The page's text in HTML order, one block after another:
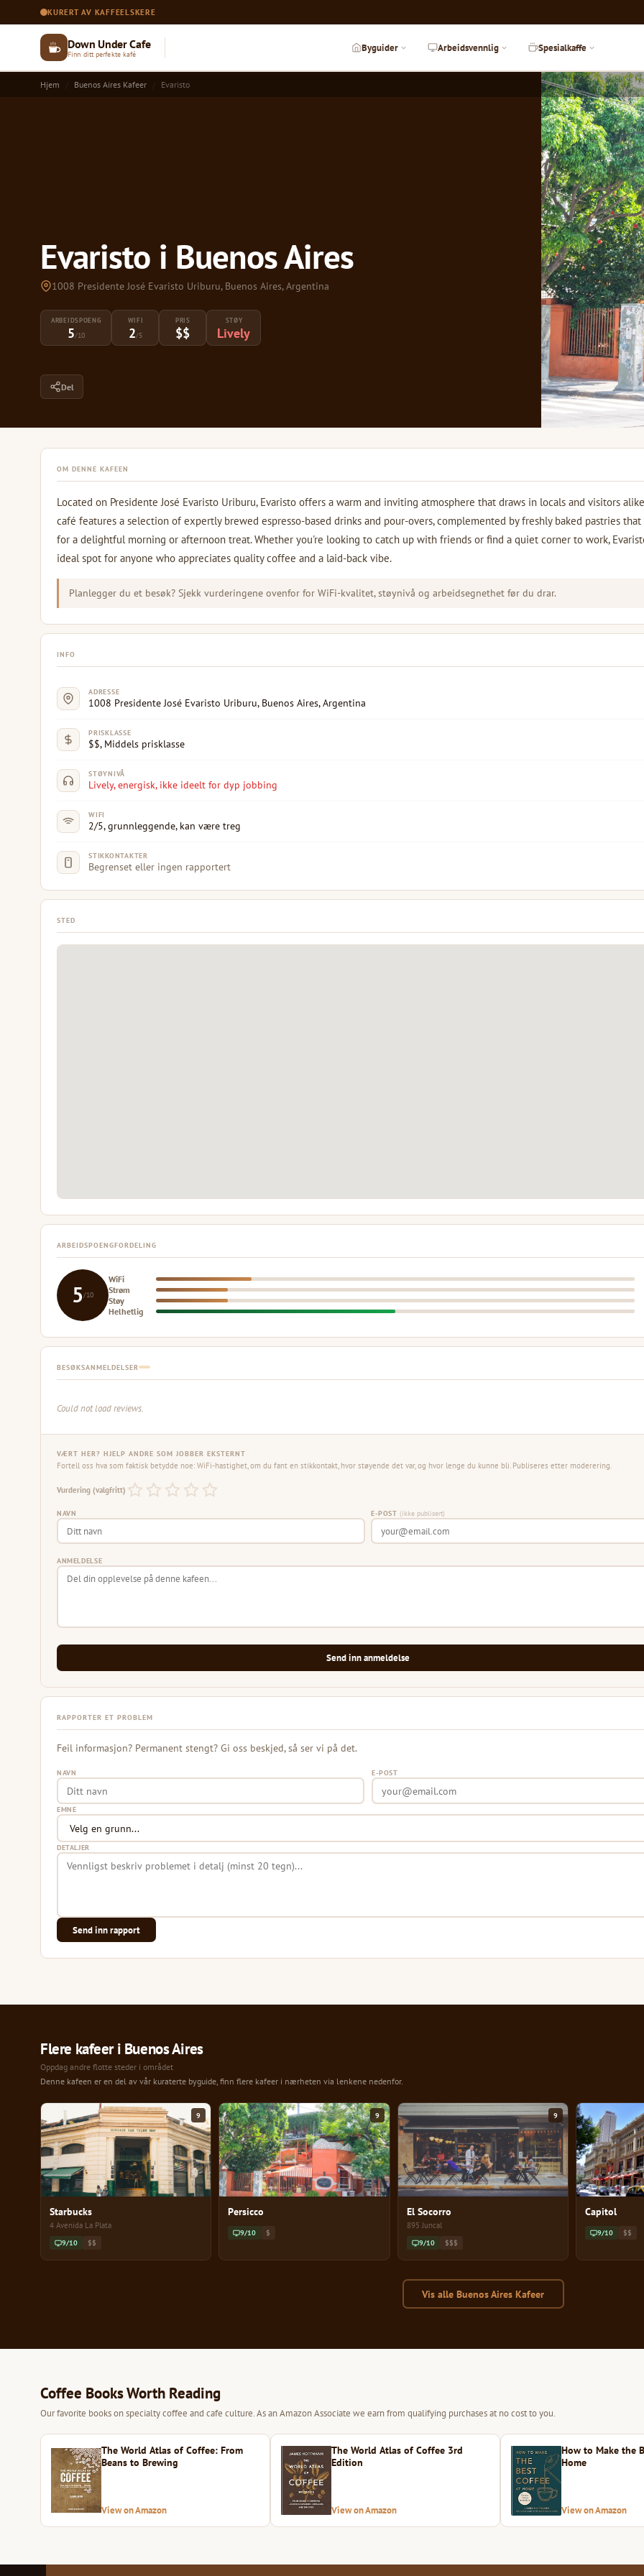
KURERT AV KAFFEELSKERE
Down Under Cafe
Finn ditt perfekte kafé Byguider Arbeidsvennlig Spesialkaffe
Hjem Buenos Aires Kafeer Evaristo
Evaristo i Buenos Aires
1008 Presidente José Evaristo Uriburu, Buenos Aires, Argentina
ARBEIDSPOENG
5/10
WIFI
2/5
PRIS
$$
STØY
Lively
Del
OM DENNE KAFEEN
Located on Presidente José Evaristo Uriburu, Evaristo offers a warm and inviting atmosphere that draws in locals and visitors
café features a selection of expertly brewed espresso-based drinks and pour-overs, complemented by freshly baked pastries that
for a delightful morning or afternoon treat. Whether you're looking to catch up with friends or find a quiet corner to work,
ideal spot for anyone who appreciates quality coffee and a laid-back vibe.
Planlegger du et besøk? Sjekk vurderingene ovenfor for WiFi-kvalitet, støynivå og arbeidsegnethet før du drar.
INFO
ADRESSE
1008 Presidente José Evaristo Uriburu, Buenos Aires, Argentina
PRISKLASSE
$$, Middels prisklasse
STØYNIVÅ
Lively, energisk, ikke ideelt for dyp jobbing
WIFI
2/5, grunnleggende, kan være treg
STIKKONTAKTER
Begrenset eller ingen rapportert
STED
ARBEIDSPOENGFORDELING
5/10
WiFi
Strøm
Støy
Helhetlig
BESØKSANMELDELSER
Could not load reviews.
VÆRT HER? HJELP ANDRE SOM JOBBER EKSTERNT
Fortell oss hva som faktisk betydde noe: WiFi-hastighet, om du fant en stikkontakt, hvor støyende det var, og hvor lenge du kunne bli. Publiseres etter moderering.
Vurdering (valgfritt)
NAVN E-POST(ikke publisert)
ANMELDELSE
Send inn anmeldelse
RAPPORTER ET PROBLEM
Feil informasjon? Permanent stengt? Gi oss beskjed, så ser vi på det.
NAVN E-POST
EMNE
DETALJER
Send inn rapport
Flere kafeer i Buenos Aires
Oppdag andre flotte steder i området
Denne kafeen er en del av vår kuraterte byguide, finn flere kafeer i nærheten via lenkene nedenfor.
9
Starbucks
4 Avenida La Plata
9/10 $$
9
Persicco
9/10 $
9
El Socorro
895 Juncal
9/10 $$$
Capitol
9/10 $$
Vis alle Buenos Aires Kafeer
Coffee Books Worth Reading
Our favorite books on specialty coffee and cafe culture. As an Amazon Associate we earn from qualifying purchases at no cost to you.
The World Atlas of Coffee: From
Beans to Brewing
View on Amazon
The World Atlas of Coffee 3rd
Edition
View on Amazon
How to Make the
Home
View on Amazon